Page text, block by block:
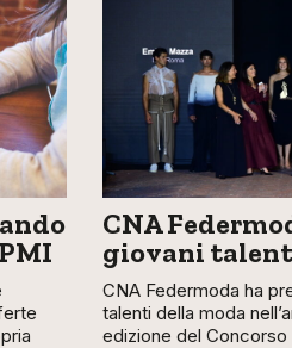
CNA
giovani
CNA Federmoda ha
talenti della moda
edizione del Concorso